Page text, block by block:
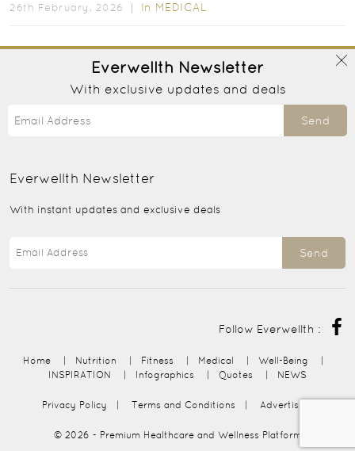
26th February, 2026 ｜ In MEDICAL
Everwellth Newsletter
With exclusive updates and deals
Send
Everwellth Newsletter
With instant updates and exclusive deals
Send
Follow Everwellth :
Home | Nutrition | Fitness | Medical | Well-Being
|
INSPIRATION
| Infographics | Quotes | NEWS
Privacy Policy | Terms and Conditions | Advertising
© 2026 - Premium Healthcare and Wellness Platform